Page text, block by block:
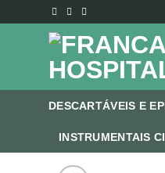
DESCARTÁVEIS E
INSTRUMENTAIS